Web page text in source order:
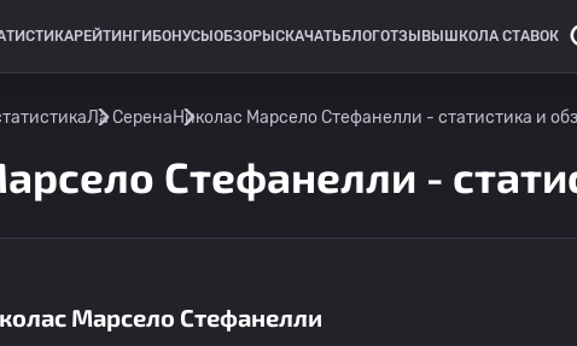
РЕЙТИНГИ БОНУСЫ ОБЗОРЫ СКАЧАТЬ БЛОГОТЗЫВЫ ШКОЛА СТАВОК
Ла СеренаНиколас Марсело Стефанелли - статистика и
Стефанелли -
Марсело Стефанелли